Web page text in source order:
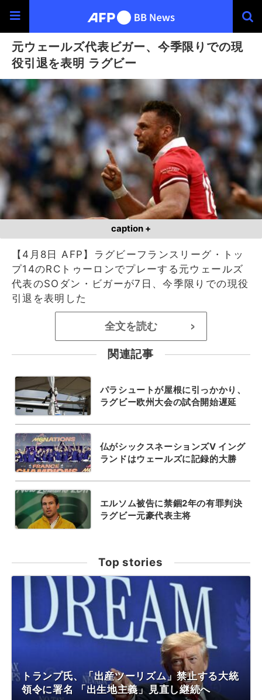
元ウェールズ代表ビガー、今季限りでの現
役引退を表明 ラグビー
caption +
【4月8日 AFP】ラグビーフランスリーグ・トッ
プ14のRCトゥーロンでプレーする元ウェールズ
代表のSOダン・ビガーが7日、今季限りでの現役
引退を表明した
全文を読む >
関連記事
パラシュートが屋根に引っかかり、
ラグビー欧州大会の試合開始遅延
仏がシックスネーションズV イング
ランドはウェールズに記録的大勝
エルソム被告に禁錮2年の有罪判決
ラグビー元豪代表主将
Top stories
トランプ氏、「出産ツーリズム」禁止する大統
領令に署名 「出生地主義」見直し継続へ